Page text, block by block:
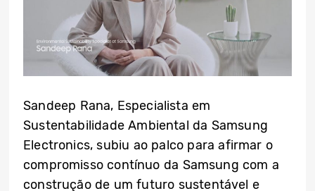
Sandeep Rana, Especialista em
Sustentabilidade Ambiental da Samsung
Electronics, subiu ao palco para afirmar o
compromisso contínuo da Samsung com a
construção de um futuro sustentável e